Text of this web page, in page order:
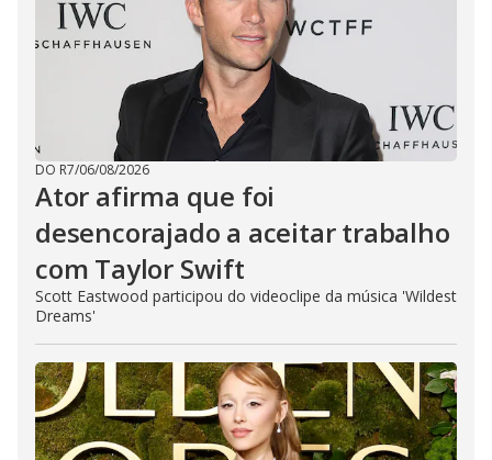
DO R7/06/08/2026
Ator afirma que foi
desencorajado a aceitar trabalho
com Taylor Swift
Scott Eastwood participou do videoclipe da música 'Wildest
Dreams'